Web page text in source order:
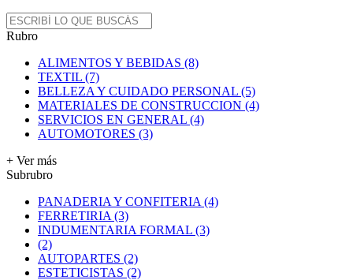
Rubro
ALIMENTOS Y BEBIDAS (8)
TEXTIL (7)
BELLEZA Y CUIDADO PERSONAL (5)
MATERIALES DE CONSTRUCCION (4)
SERVICIOS EN GENERAL (4)
AUTOMOTORES (3)
+ Ver más
Subrubro
PANADERIA Y CONFITERIA (4)
FERRETIRIA (3)
INDUMENTARIA FORMAL (3)
(2)
AUTOPARTES (2)
ESTETICISTAS (2)